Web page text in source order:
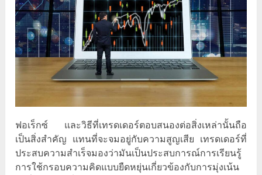
ฟอเร็กซ์ และวิธีที่เทรดเดอร์ตอบสนองต่อสิ่งเหล่านั้นถือ
เป็นสิ่งสำคัญ แทนที่จะจมอยู่กับความสูญเสีย เทรดเดอร์ที่
ประสบความสำเร็จมองว่ามันเป็นประสบการณ์การเรียนรู้
การใช้กรอบความคิดแบบยืดหยุ่นเกี่ยวข้องกับการมุ่งเน้น